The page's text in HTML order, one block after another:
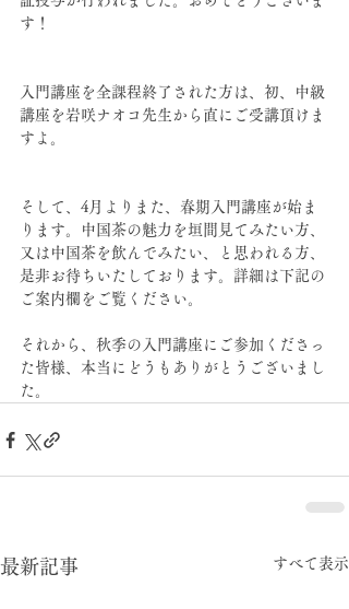
す！
入門講座を全課程終了された方は、初、中級
講座を岩咲ナオコ先生から直にご受講頂けま
すよ。
そして、4月よりまた、春期入門講座が始ま
ります。中国茶の魅力を垣間見てみたい方、
又は中国茶を飲んでみたい、と思われる方、
是非お待ちいたしております。詳細は下記の
ご案内欄をご覧ください。
それから、秋季の入門講座にご参加くださっ
た皆様、本当にどうもありがとうございまし
た。
最新記事 すべて表示